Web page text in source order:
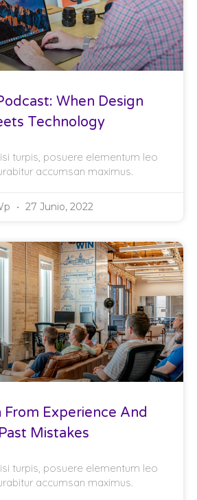
When Design
Technology
turpis, posuere elementum leo
accumsan maximus.
27 Junio, 2022
From Experience And
Past Mistakes
turpis, posuere elementum leo
accumsan maximus.